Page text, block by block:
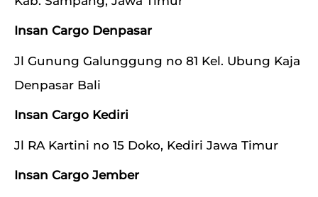
Insan Cargo Denpasar
Jl Gunung Galunggung no 81 Kel. Ubung Kaja
Denpasar Bali
Insan Cargo Kediri
Jl RA Kartini no 15 Doko, Kediri Jawa Timur
Insan Cargo Jember